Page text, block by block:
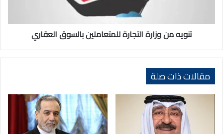
تنويه من وزارة التجارة للمتعاملين بالسوق العقاري
مقالات ذات صلة